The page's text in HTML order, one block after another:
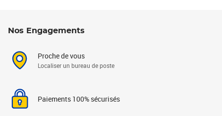
Nos Engagements
Proche de vous
Localiser un bureau de poste
Paiements 100% sécurisés